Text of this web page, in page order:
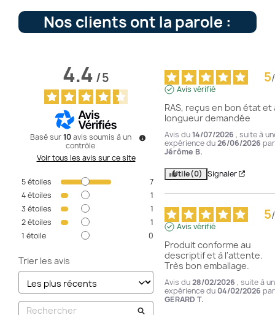
Nos clients ont la parole :
4.4/5
Basé sur10 avis soumis à un
contrôle
Voir tous les avis sur ce site
5étoiles
7
4étoiles
1
3 étoiles
1
2étoiles
1
1 étoile 0
Trier les avis
5/
Avis vérifié
RAS, reçus en bon état et
longueur demandée
Avis du14/07/2026 , suite à
expérience du26/06/2026 par
Jérôme B.
Utile(0) Signaler
5/
Avis vérifié
Produit conforme au
descriptif et à l'attente.
Très bon emballage.
Avis du28/02/2026 , suite à
expérience du 04/02/2026 par
GERARD T.